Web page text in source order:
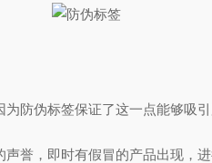
伪标签保证了这一点能够吸引
，即时有假冒的产品出现，进